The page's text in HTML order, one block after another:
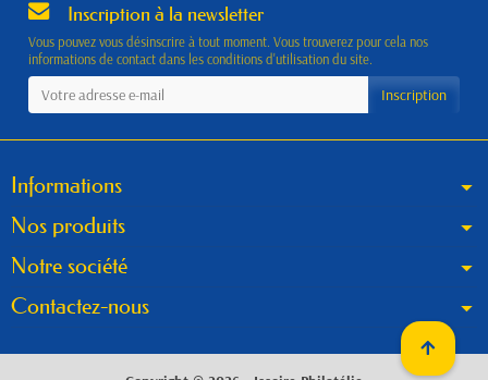
Inscription à la newsletter
Vous pouvez vous désinscrire à tout moment. Vous trouverez pour cela nos
informations de contact dans les conditions d'utilisation du site.
Informations
Nos produits
Notre société
Contactez-nous